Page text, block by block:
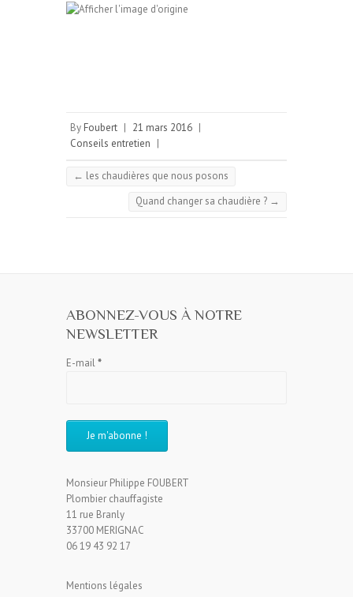
By Foubert | 21 mars 2016 |
Conseils entretien |
← les chaudières que nous posons
Quand changer sa chaudière ? →
ABONNEZ-VOUS À NOTRE
NEWSLETTER
E-mail*
Monsieur Philippe FOUBERT
Plombier chauffagiste
11 rue Branly
33700 MERIGNAC
06 19 43 92 17
Mentions légales